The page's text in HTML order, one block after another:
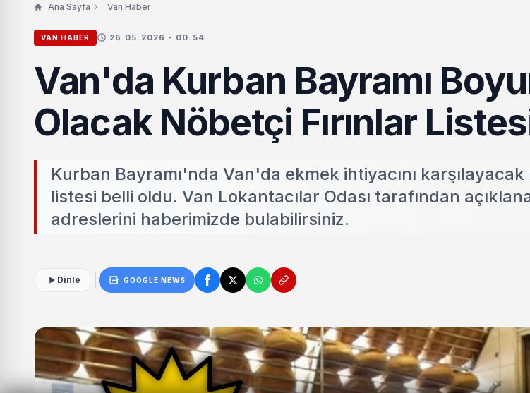
Ana Sayfa Van Haber
VAN HABER 26.05.2026 - 00:54
Van'da Kurban Bayramı
Olacak Nöbetçi Fırınlar
Kurban Bayramı'nda Van'da ekmek ihtiyacını karşılayacak
listesi belli oldu. Van Lokantacılar Odası tarafından
adreslerini haberimizde bulabilirsiniz.
Dinle GOOGLE NEWS